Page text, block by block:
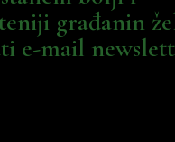
građanin
e-mail